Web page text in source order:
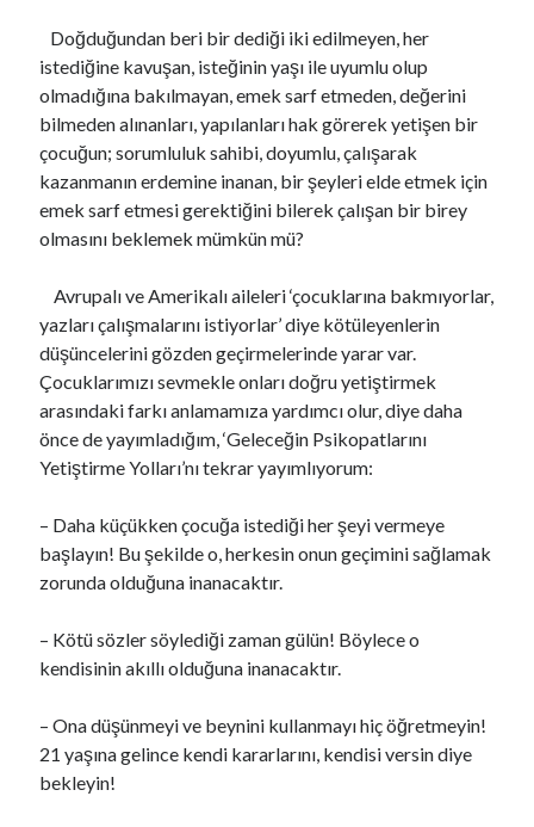
Doğduğundan beri bir dediği iki edilmeyen, her
istediğine kavuşan, isteğinin yaşı ile uyumlu olup
olmadığına bakılmayan, emek sarf etmeden, değerini
bilmeden alınanları, yapılanları hak görerek yetişen bir
çocuğun; sorumluluk sahibi, doyumlu, çalışarak
kazanmanın erdemine inanan, bir şeyleri elde etmek için
emek sarf etmesi gerektiğini bilerek çalışan bir birey
olmasını beklemek mümkün mü?
Avrupalı ve Amerikalı aileleri ‘çocuklarına bakmıyorlar,
yazları çalışmalarını istiyorlar’ diye kötüleyenlerin
düşüncelerini gözden geçirmelerinde yarar var.
Çocuklarımızı sevmekle onları doğru yetiştirmek
arasındaki farkı anlamamıza yardımcı olur, diye daha
önce de yayımladığım, ‘Geleceğin Psikopatlarını
Yetiştirme Yolları’nı tekrar yayımlıyorum:
– Daha küçükken çocuğa istediği her şeyi vermeye
başlayın! Bu şekilde o, herkesin onun geçimini sağlamak
zorunda olduğuna inanacaktır.
– Kötü sözler söylediği zaman gülün! Böylece o
kendisinin akıllı olduğuna inanacaktır.
– Ona düşünmeyi ve beynini kullanmayı hiç öğretmeyin!
21 yaşına gelince kendi kararlarını, kendisi versin diye
bekleyin!